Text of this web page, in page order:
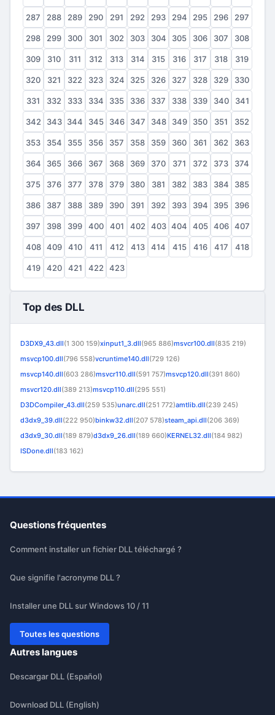
287 288 289 290 291 292 293 294 295 296 297
298 299 300 301 302 303 304 305 306 307 308
309 310 311 312 313 314 315 316 317 318 319
320 321 322 323 324 325 326 327 328 329 330
331 332 333 334 335 336 337 338 339 340 341
342 343 344 345 346 347 348 349 350 351 352
353 354 355 356 357 358 359 360 361 362 363
364 365 366 367 368 369 370 371 372 373 374
375 376 377 378 379 380 381 382 383 384 385
386 387 388 389 390 391 392 393 394 395 396
397 398 399 400 401 402 403 404 405 406 407
408 409 410 411 412 413 414 415 416 417 418
419 420 421 422 423
Top des DLL
D3DX9_43.dll(1 300 159)xinput1_3.dll(965 886)msvcr100.dll(835 219)
msvcp100.dll(796 558)vcruntime140.dll(729 126)
msvcp140.dll(603 286)msvcr110.dll(591 757)msvcp120.dll(391 860)
msvcr120.dll(389 213)msvcp110.dll(295 551)
D3DCompiler_43.dll(259 535)unarc.dll(251 772)amtlib.dll(239 245)
d3dx9_39.dll(222 950)binkw32.dll(207 578)steam_api.dll(206 369)
d3dx9_30.dll(189 879)d3dx9_26.dll(189 660)KERNEL32.dll(184 982)
ISDone.dll(183 162)
Questions fréquentes
Comment installer un fichier DLL téléchargé ?
Que signifie l'acronyme DLL ?
Installer une DLL sur Windows 10 / 11
Toutes les questions
Autres langues
Descargar DLL (Español)
Download DLL (English)